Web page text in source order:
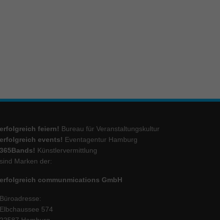
erfolgreich feiern! Bureau für Veranstaltungskultur
erfolgreich events! Eventagentur Hamburg
365Bands! Künstlervermittlung
sind Marken der:
erfolgreich communmications GmbH
Büroadresse:
Elbchaussee 574